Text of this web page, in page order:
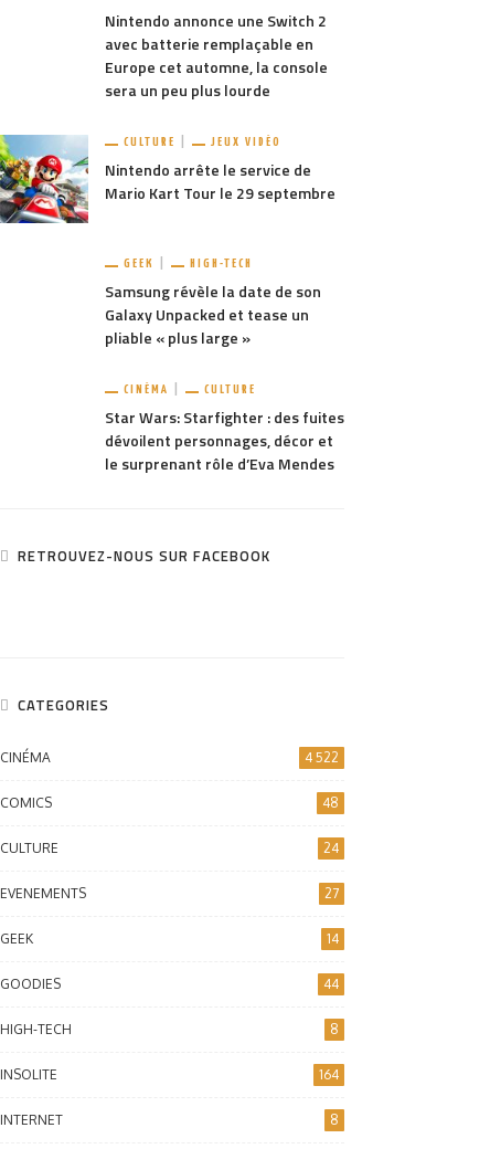
Nintendo annonce une Switch 2
avec batterie remplaçable en
Europe cet automne, la console
sera un peu plus lourde
CULTURE JEUX VIDÉO
Nintendo arrête le service de
Mario Kart Tour le 29 septembre
GEEK HIGH-TECH
Samsung révèle la date de son
Galaxy Unpacked et tease un
pliable « plus large »
CINÉMA CULTURE
Star Wars: Starfighter : des fuites
dévoilent personnages, décor et
le surprenant rôle d’Eva Mendes
RETROUVEZ-NOUS SUR FACEBOOK
CATEGORIES
CINÉMA 4 522
COMICS 48
CULTURE 24
EVENEMENTS 27
GEEK 14
GOODIES 44
HIGH-TECH 8
INSOLITE 164
INTERNET 8